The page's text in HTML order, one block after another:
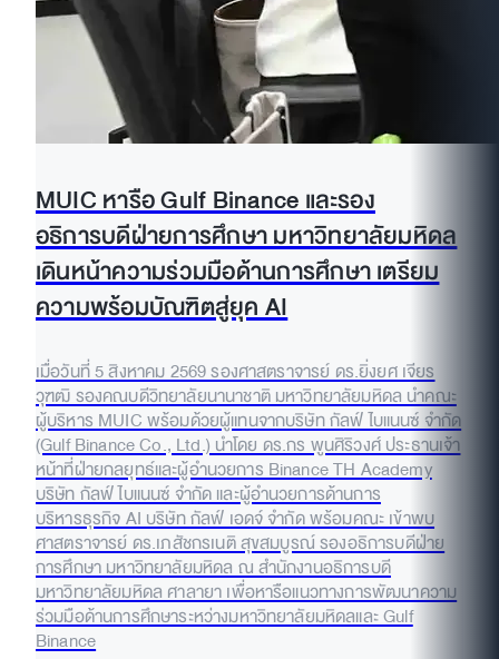
MUIC หารือ Gulf Binance และรอง
อธิการบดีฝ่ายการศึกษา มหาวิทยาลัยมหิดล
เดินหน้าความร่วมมือด้านการศึกษา เตรียม
ความพร้อมบัณฑิตสู่ยุค AI
เมื่อวันที่ 5 สิงหาคม 2569 รองศาสตราจารย์ ดร.ยิ่งยศ เจียร
วุฑฒิ รองคณบดีวิทยาลัยนานาชาติ มหาวิทยาลัยมหิดล นำคณะ
ผู้บริหาร MUIC พร้อมด้วยผู้แทนจากบริษัท กัลฟ์ ไบแนนซ์ จำกัด
(Gulf Binance Co., Ltd.) นำโดย ดร.กร พูนศิริวงศ์ ประธานเจ้า
หน้าที่ฝ่ายกลยุทธ์และผู้อำนวยการ Binance TH Academy
บริษัท กัลฟ์ ไบแนนซ์ จำกัด และผู้อำนวยการด้านการ
บริหารธุรกิจ AI บริษัท กัลฟ์ เอดจ์ จำกัด พร้อมคณะ เข้าพบ
ศาสตราจารย์ ดร.เภสัชกรเนติ สุขสมบูรณ์ รองอธิการบดีฝ่าย
การศึกษา มหาวิทยาลัยมหิดล ณ สำนักงานอธิการบดี
มหาวิทยาลัยมหิดล ศาลายา เพื่อหารือแนวทางการพัฒนาความ
ร่วมมือด้านการศึกษาระหว่างมหาวิทยาลัยมหิดลและ Gulf
Binance